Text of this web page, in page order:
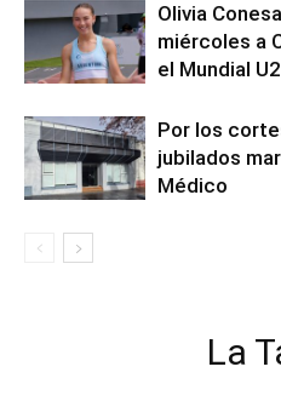
Olivia
miércoles a
el Mundial
Por los
jubilados
Médico
La